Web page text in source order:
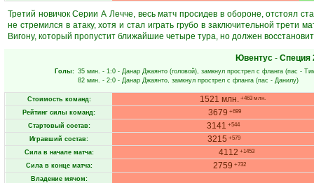
Третий новичок Серии А Лечче, весь матч просидев в обороне, отстоял
не стремился в атаку, хотя и стал играть грубо в заключительной трети
Вигону, который пропустит ближайшие четыре тура, но должен
Ювентус - Специя
Голы: 35 мин. - 1:0 - Данар Джаянто (головой), замкнул прострел с фланга (пас -
82 мин. - 2:0 - Данар Джаянто, замкнул прострел с фланга (пас - Данилу)
Стоимость команд: 1521 млн. +463 млн.
Рейтинг силы команд: 3679 +699
Стартовый состав: 3141 +544
Игравший состав: 3215 +579
Сила в начале матча: 4112 +1453
Сила в конце матча: 2759 +732
Владение мячом: